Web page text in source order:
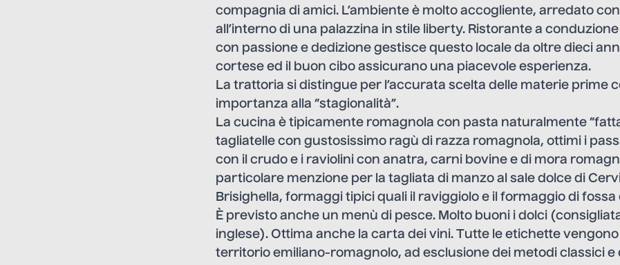
compagnia di amici. L’ambiente è molto accogliente, arredato
all’interno di una palazzina in stile liberty. Ristorante a
con passione e dedizione gestisce questo locale da oltre dieci
cortese ed il buon cibo assicurano una piacevole esperienza.
La trattoria si distingue per l’accurata scelta delle materie prime
importanza alla “stagionalità”.
La cucina è tipicamente romagnola con pasta naturalmente
tagliatelle con gustosissimo ragù di razza romagnola, ottimi i
con il crudo e i raviolini con anatra, carni bovine e di mora
particolare menzione per la tagliata di manzo al sale dolce di
Brisighella, formaggi tipici quali il raviggiolo e il formaggio di fossa
È previsto anche un menù di pesce. Molto buoni i dolci
inglese). Ottima anche la carta dei vini. Tutte le etichette vengono
territorio emiliano-romagnolo, ad esclusione dei metodi classici e